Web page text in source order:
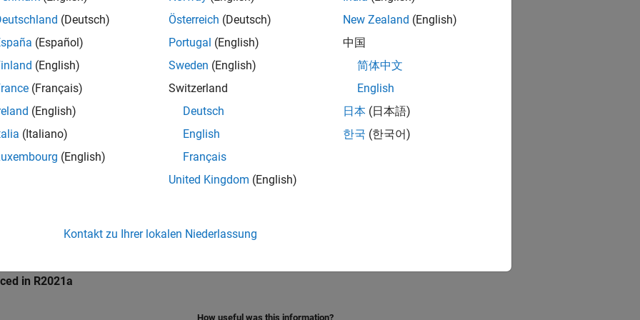
address of the discrete input register.
Settings
in R2021a
How useful was this information?
(Deutsch)
(Español)
(English)
(Français)
(English)
(Italiano)
(English)
Österreich (Deutsch)
Portugal (English)
Sweden (English)
Switzerland
Deutsch
English
Français
United Kingdom (English)
New Zealand (English)
中国
简体中文
English
日本 (日本語)
한국 (한국어)
Kontakt zu Ihrer lokalen Niederlassung